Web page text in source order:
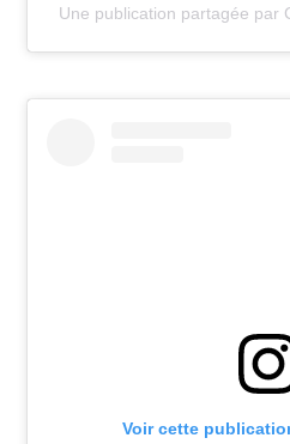
Une publication partagée par
Voir cette